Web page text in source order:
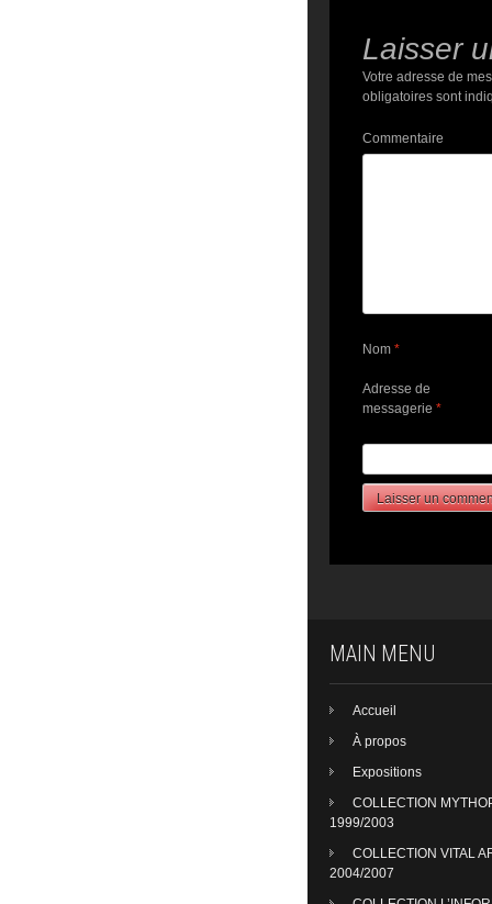
Laisser
Votre adresse de
obligatoires sont
Commentaire
Nom *
Adresse de
messagerie *
MAIN MENU
Accueil
À propos
Expositions
COLLECTION
1999/2003
COLLECTION VITAL
2004/2007